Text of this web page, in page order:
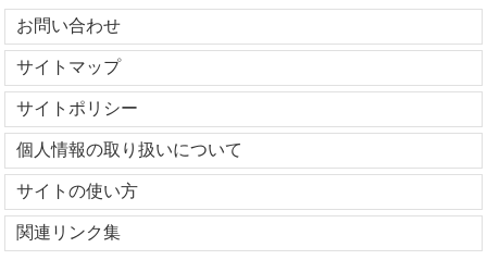
お問い合わせ
サイトマップ
サイトポリシー
個人情報の取り扱いについて
サイトの使い方
関連リンク集